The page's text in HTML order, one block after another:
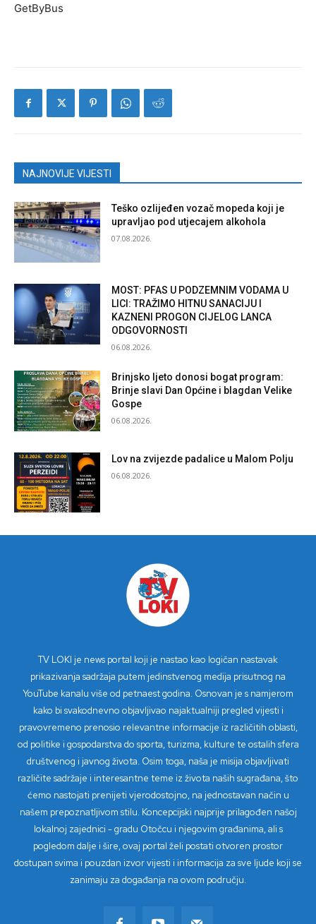
GetByBus
NAJNOVIJE VIJESTI
Teško ozlijeđen vozač mopeda koji je
upravljao pod utjecajem alkohola
07.08.2026.
MOST: PFAS U PODZEMNIM VODAMA U
LICI: TRAŽIMO HITNU SANACIJU I
KAZNENI PROGON CIJELOG LANCA
ODGOVORNOSTI
06.08.2026.
Brinjsko ljeto donosi bogat program:
Brinje slavi Dan Općine i blagdan Velike
Gospe
06.08.2026.
Lov na zvijezde padalice u Malom Polju
06.08.2026.
TV LOKI je news portal koji je nastao kao logičan nastavak
prikazivanja sadržaja putem jedinstvenog medija prisutnog na
YouTube kanalu više od petnaest godina. Osnovan je s namjerom
kako bi svakodnevno objavljivao najaktualniji pregled vijesti i
pravovremeno prenosio relevantne informacije iz različitih oblasti,
od politike i gospodarstva do sporta, turizma, kulture te ostalih sfera
društvenog i javnog života. Osim toga, naša je misija objavljivati
različite sadržaje i interesantne teme iz života naših sugrađana, što
ćemo nastojati prenijeti vjerodostojno, na jednostavan način u
našem prepoznatljivom stilu. Koncepcijski najprije prilagođen našoj
lokalnoj zajednici - gradu Otočcu i njegovim građanima, ali s
pogledom dalje i šire, ovaj portal želi postati otvoren prostor
dostupan svima i pouzdan izvor vijesti i informacija za sve ljude koji se
zanimaju za događanja na ovom području.